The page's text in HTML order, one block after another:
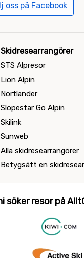
oss på Facebook
Skidresearrangörer
STS Alpresor
Lion Alpin
Nortlander
Slopestar Go Alpin
Skilink
Sunweb
Alla skidresearrangörer
Betygsätt en
söker resor på